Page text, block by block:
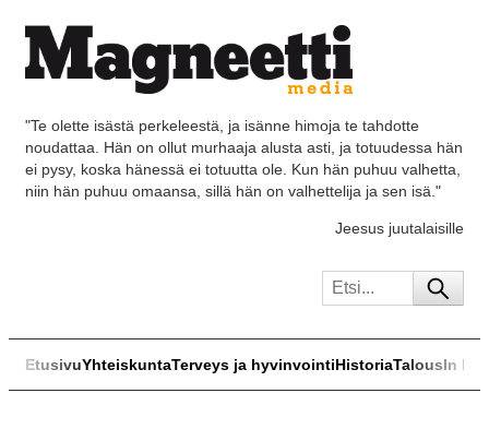
"Te olette isästä perkeleestä, ja isänne himoja te tahdotte
noudattaa. Hän on ollut murhaaja alusta asti, ja totuudessa hän
ei pysy, koska hänessä ei totuutta ole. Kun hän puhuu valhetta,
niin hän puhuu omaansa, sillä hän on valhettelija ja sen isä."
Jeesus juutalaisille
EtusivuYhteiskuntaTerveys ja hyvinvointiHistoriaTalousIn